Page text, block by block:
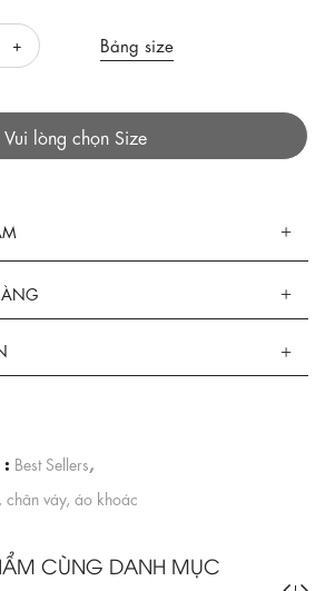
Bảng size
Vui lòng chọn Size
: Best Sellers,
váy, áo khoác
CÙNG DANH MỤC